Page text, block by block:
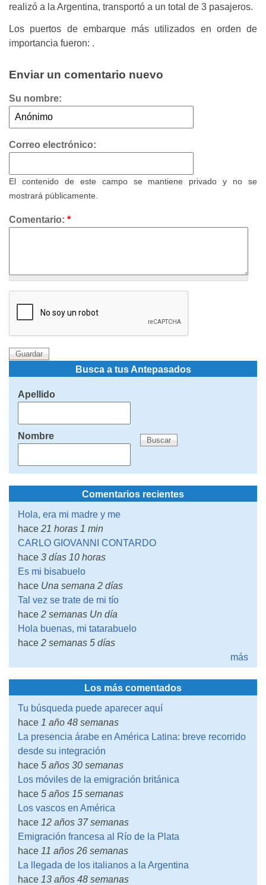
realizó a la Argentina, transportó a un total de 3 pasajeros.
Los puertos de embarque más utilizados en orden de
importancia fueron: .
Enviar un comentario nuevo
Su nombre:
Correo electrónico:
El contenido de este campo se mantiene privado y no se
mostrará públicamente.
Comentario: *
Busca a tus Antepasados
Apellido
Nombre
Comentarios recientes
Hola, era mi madre y me
hace 21 horas 1 min
CARLO GIOVANNI CONTARDO
hace 3 días 10 horas
Es mi bisabuelo
hace Una semana 2 días
Tal vez se trate de mi tío
hace 2 semanas Un día
Hola buenas, mi tatarabuelo
hace 2 semanas 5 días
más
Los más comentados
Tu búsqueda puede aparecer aquí
hace 1 año 48 semanas
La presencia árabe en América Latina: breve recorrido
desde su integración
hace 5 años 30 semanas
Los móviles de la emigración británica
hace 5 años 15 semanas
Los vascos en América
hace 12 años 37 semanas
Emigración francesa al Río de la Plata
hace 11 años 26 semanas
La llegada de los italianos a la Argentina
hace 13 años 48 semanas